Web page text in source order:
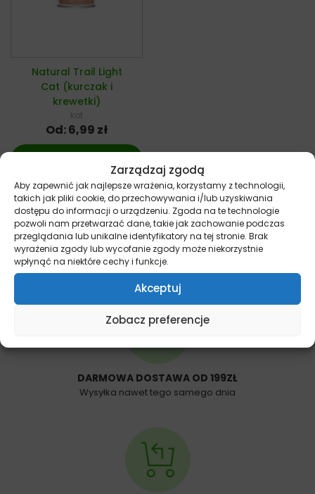
Zarządzaj zgodą
Aby zapewnić jak najlepsze wrażenia, korzystamy z technologii,
takich jak pliki cookie, do przechowywania i/lub uzyskiwania
dostępu do informacji o urządzeniu. Zgoda na te technologie
pozwoli nam przetwarzać dane, takie jak zachowanie podczas
przeglądania lub unikalne identyfikatory na tej stronie. Brak
wyrażenia zgody lub wycofanie zgody może niekorzystnie
wpłynąć na niektóre cechy i funkcje.
Akceptuj
Zobacz preferencje
Natural Trail Light
Cat (kurczak i
krewetki)
kot
Od:6,99 zł
DARMOWA DOSTAWA OD 199ZŁ
Wysyłka nawet tego samego dnia